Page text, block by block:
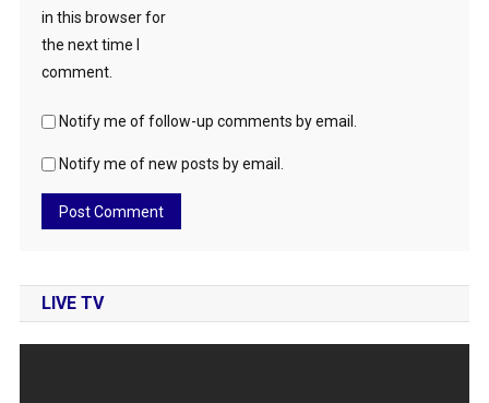
in this browser for
the next time I
comment.
Notify me of follow-up comments by email.
Notify me of new posts by email.
LIVE TV